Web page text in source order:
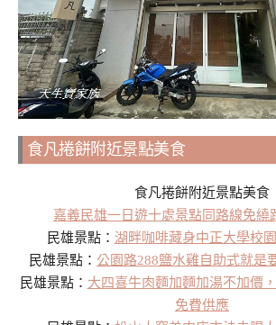
食凡捲餅附近景點美食
食凡捲餅附近景點美食
嘉義民雄一日遊十處景點同路線免繞
民雄景點： 湖畔咖啡藏身中正大學校
民雄景點： 公園路288鹽水雞自助式就是
民雄景點： 大四喜牛肉麵加麵加湯不加價
免費供應